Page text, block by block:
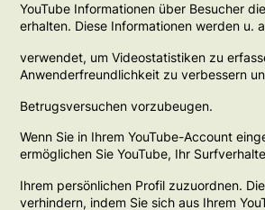
YouTube Informationen über Besucher
erhalten. Diese Informationen werden u.
verwendet, um Videostatistiken zu
Anwenderfreundlichkeit zu verbessern
Betrugsversuchen vorzubeugen.
Wenn Sie in Ihrem YouTube-Account
ermöglichen Sie YouTube, Ihr
Ihrem persönlichen Profil zuzuordnen.
verhindern, indem Sie sich aus Ihrem